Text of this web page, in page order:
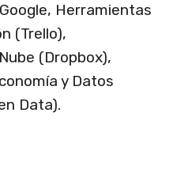
Herramientas
(Trello),
(Dropbox),
y Datos
Data).